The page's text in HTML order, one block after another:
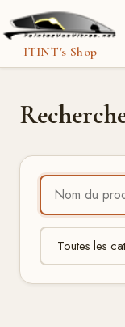
ITINT's Shop